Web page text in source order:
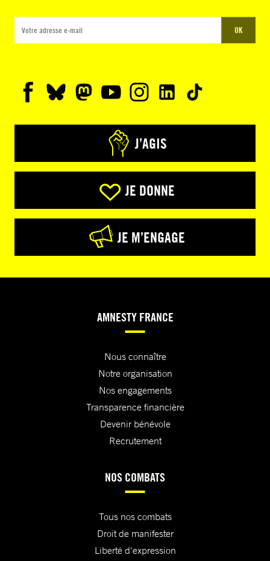
OK
J’AGIS
JE DONNE
JE M’ENGAGE
AMNESTY FRANCE
Nous connaître
Notre organisation
Nos engagements
Transparence financière
Devenir bénévole
Recrutement
NOS COMBATS
Tous nos combats
Droit de manifester
Liberté d'expression